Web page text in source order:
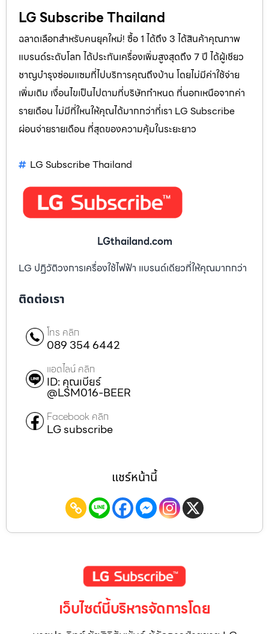
LG Subscribe Thailand
ฉลาดเลือกสำหรับคนยุคใหม่! ซื้อ 1 ได้ถึง 3 ได้สินค้าคุณภาพ
แบรนด์ระดับโลก ได้ประกันเครื่องเพิ่มสูงสุดถึง 7 ปี ได้ผู้เชียว
ชาญบำรุงซ่อมแซมที่ไปบริการคุณถึงบ้าน โดยไม่มีค่าใช้จ่าย
เพิ่มเติม เงื่อนไขเป็นไปตามที่บริษัทกำหนด ที่นอกเหนือจากค่า
รายเดือน ไม่มีที่ใหนให้คุณได้มากกว่าที่เรา LG Subscribe
ผ่อนจ่ายรายเดือน ที่สุดของความคุ้มในระยะยาว
LG Subscribe Thailand
LGthailand.com
LG ปฏิวัติวงการเครื่องใช้ไฟฟ้า แบรนด์เดียวที่ให้คุณมากกว่า
ติดต่อเรา
โทร คลิก
089 354 6442
แอดไลน์ คลิก
ID: คุณเบียร์
@LSM016-BEER
Facebook คลิก
LG subscribe
แชร์หน้านี้
เว็บไซต์นี้บริหารจัดการโดย